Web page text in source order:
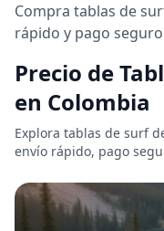
Compra tablas de
rápido y pago
Precio de
en Colombia
Explora tablas de surf
envío rápido, pago